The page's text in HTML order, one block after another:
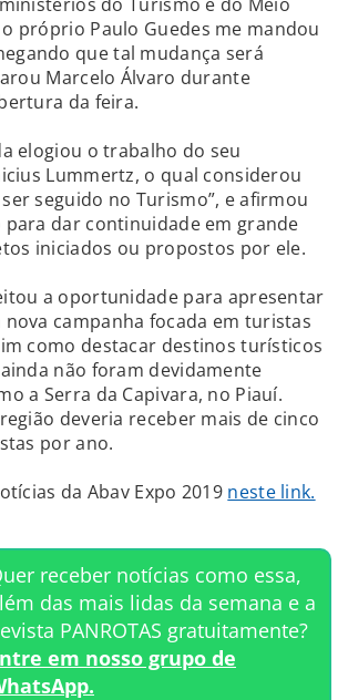
próprio Paulo Guedes me mandou
que tal mudança será
Marcelo Álvaro durante
da feira.
elogiou o trabalho do seu
Lummertz, o qual considerou
seguido no Turismo”, e afirmou
dar continuidade em grande
iniciados ou propostos por ele.
a oportunidade para apresentar
nova campanha focada em turistas
como destacar destinos turísticos
não foram devidamente
a Serra da Capivara, no Piauí.
deveria receber mais de cinco
por ano.
da Abav Expo 2019 neste link.
receber notícias como essa,
das mais lidas da semana e a
PANROTAS gratuitamente?
em nosso grupo de